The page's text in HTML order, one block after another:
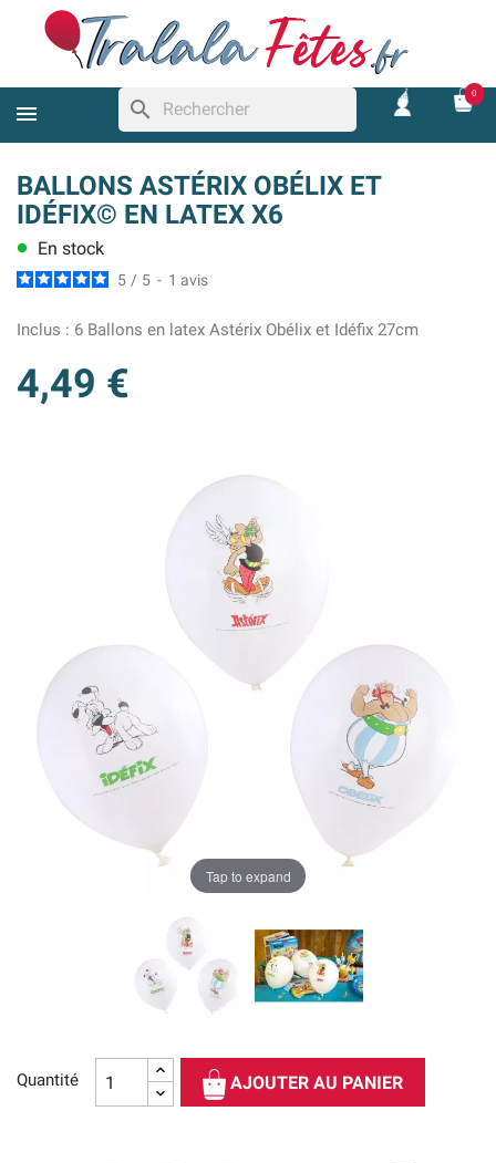
search
0
BALLONS ASTÉRIX OBÉLIX ET
IDÉFIX© EN LATEX X6
lens En stock
5 / 5 - 1 avis
Inclus : 6 Ballons en latex Astérix Obélix et Idéfix 27cm
4,49 €
Tap to expand
Quantité AJOUTER AU PANIER